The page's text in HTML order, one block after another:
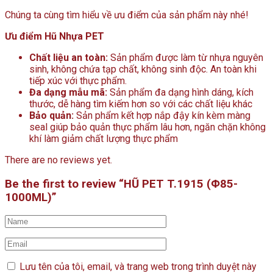
Chúng ta cùng tìm hiểu về ưu điểm của sản phẩm này nhé!
Ưu điểm Hũ Nhựa PET
Chất liệu an toàn: Sản phẩm được làm từ nhựa nguyên
sinh, không chứa tạp chất, không sinh độc. An toàn khi
tiếp xúc với thực phẩm.
Đa dạng mẫu mã: Sản phẩm đa dạng hình dáng, kích
thước, dễ hàng tìm kiếm hơn so với các chất liệu khác
Bảo quản: Sản phẩm kết hợp nắp đậy kín kèm màng
seal giúp bảo quản thực phẩm lâu hơn, ngăn chặn không
khí làm giảm chất lượng thực phẩm
There are no reviews yet.
Be the first to review “HŨ PET T.1915 (Φ85-
1000ML)”
Lưu tên của tôi, email, và trang web trong trình duyệt này